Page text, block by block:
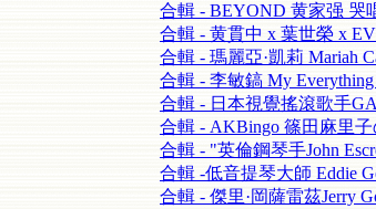
合輯 - BEYOND 黄家强 哭
合輯 - 黄貫中 x 葉世榮 x
合輯 - 瑪麗亞·凱莉 Mariah
合輯 - 李敏鎬 My
合輯 - 日本視覺搖滾歌手
合輯 - AKBingo 篠田麻里子
合輯 - "英倫鋼琴手John
合輯 -低音提琴大師 Eddie
合輯 - 傑里·岡薩雷茲Jerry